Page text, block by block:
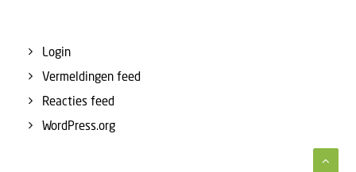
Login
Vermeldingen feed
Reacties feed
WordPress.org